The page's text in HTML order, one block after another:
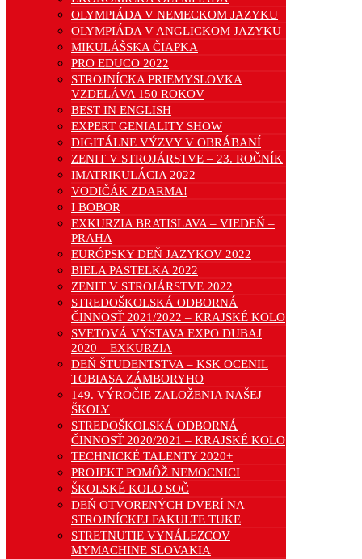
OLYMPIÁDA V NEMECKOM JAZYKU
OLYMPIÁDA V ANGLICKOM JAZYKU
MIKULÁŠSKA ČIAPKA
PRO EDUCO 2022
STROJNÍCKA PRIEMYSLOVKA
VZDELÁVA 150 ROKOV
BEST IN ENGLISH
EXPERT GENIALITY SHOW
DIGITÁLNE VÝZVY V OBRÁBANÍ
ZENIT V STROJÁRSTVE – 23. ROČNÍK
IMATRIKULÁCIA 2022
VODIČÁK ZDARMA!
I BOBOR
EXKURZIA BRATISLAVA – VIEDEŇ –
PRAHA
EURÓPSKY DEŇ JAZYKOV 2022
BIELA PASTELKA 2022
ZENIT V STROJÁRSTVE 2022
STREDOŠKOLSKÁ ODBORNÁ
ČINNOSŤ 2021/2022 – KRAJSKÉ KOLO
SVETOVÁ VÝSTAVA EXPO DUBAJ
2020 – EXKURZIA
DEŇ ŠTUDENTSTVA – KSK OCENIL
TOBIASA ZÁMBORYHO
149. VÝROČIE ZALOŽENIA NAŠEJ
ŠKOLY
STREDOŠKOLSKÁ ODBORNÁ
ČINNOSŤ 2020/2021 – KRAJSKÉ KOLO
TECHNICKÉ TALENTY 2020+
PROJEKT POMÔŽ NEMOCNICI
ŠKOLSKÉ KOLO SOČ
DEŇ OTVORENÝCH DVERÍ NA
STROJNÍCKEJ FAKULTE TUKE
STRETNUTIE VYNÁLEZCOV
MYMACHINE SLOVAKIA